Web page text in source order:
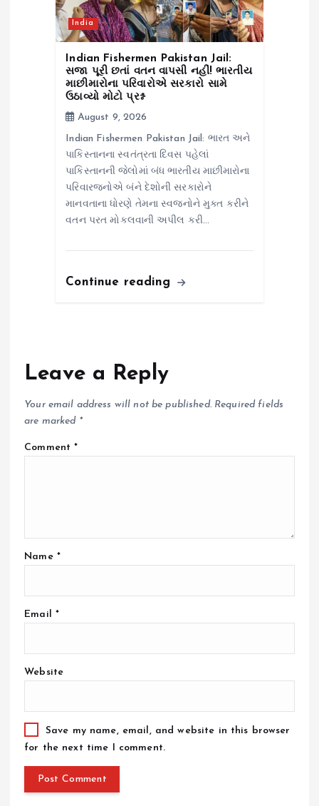
India
Indian Fishermen Pakistan Jail:
સજા પૂરી છતાં વતન વાપસી નહીં! ભારતીય
માછીમારોના પરિવારોએ સરકારો સામે
ઉઠાવ્યો મોટો પ્રશ્ન
August 9, 2026
Indian Fishermen Pakistan Jail: ભારત અને
પાકિસ્તાનના સ્વતંત્રતા દિવસ પહેલાં
પાકિસ્તાનની જેલોમાં બંધ ભારતીય માછીમારોના
પરિવારજનોએ બંને દેશોની સરકારોને
માનવતાના ધોરણે તેમના સ્વજનોને મુક્ત કરીને
વતન પરત મોકલવાની અપીલ કરી…
Continue reading
Leave a Reply
Your email address will not be published. Required fields
are marked *
Comment*
Name *
Email *
Website
Save my name, email, and website in this browser
for the next time I comment.